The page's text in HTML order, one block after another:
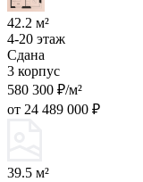
42.2 м²
4-20 этаж
Сдана
3 корпус
580 300 ₽/м²
от 24 489 000 ₽
39.5 м²